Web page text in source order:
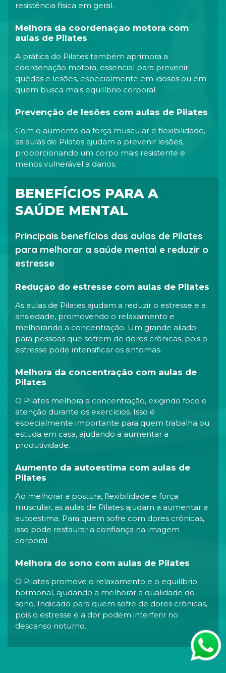
resistência física em geral.
Melhora da coordenação motora com
aulas de Pilates
A prática do Pilates também aprimora a
coordenação motora, essencial para prevenir
quedas e lesões, especialmente em idosos ou em
quem busca mais equilíbrio corporal.
Prevenção de lesões com aulas de Pilates
Com o aumento da força muscular e flexibilidade,
as aulas de Pilates ajudam a prevenir lesões,
proporcionando um corpo mais resistente e
menos vulnerável a danos.
BENEFÍCIOS PARA A
SAÚDE MENTAL
Principais benefícios das aulas de Pilates
para melhorar a saúde mental e reduzir o
estresse
Redução do estresse com aulas de Pilates
As aulas de Pilates ajudam a reduzir o estresse e a
ansiedade, promovendo o relaxamento e
melhorando a concentração. Um grande aliado
para pessoas que sofrem de dores crônicas, pois o
estresse pode intensificar os sintomas.
Melhora da concentração com aulas de
Pilates
O Pilates melhora a concentração, exigindo foco e
atenção durante os exercícios. Isso é
especialmente importante para quem trabalha ou
estuda em casa, ajudando a aumentar a
produtividade.
Aumento da autoestima com aulas de
Pilates
Ao melhorar a postura, flexibilidade e força
muscular, as aulas de Pilates ajudam a aumentar a
autoestima. Para quem sofre com dores crônicas,
isso pode restaurar a confiança na imagem
corporal.
Melhora do sono com aulas de Pilates
O Pilates promove o relaxamento e o equilíbrio
hormonal, ajudando a melhorar a qualidade do
sono. Indicado para quem sofre de dores crônicas,
pois o estresse e a dor podem interferir no
descanso noturno.